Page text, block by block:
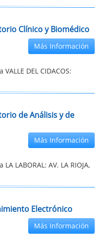
Clínico y Biomédico
Más Información
DEL CIDACOS:
de Análisis y de
Más Información
LABORAL: AV. LA RIOJA,
Electrónico
Más Información